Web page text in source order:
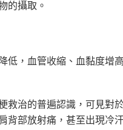
的攝取。
低，血管收縮、血黏度增
救治的普遍認識，可見對
背部放射痛，甚至出現冷